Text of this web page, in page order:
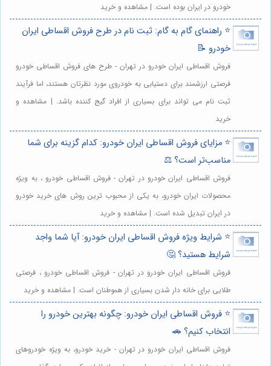
خودرو در ایران بوده است. | مشاهده و خرید
⭐️ راهنمای گام به گام: ثبت نام در طرح فروش اقساطی ایران
خودرو 📝
فروش اقساطی ایران خودرو در تهران - طرح های فروش اقساطی خودرو
فرصتی ارزشمند برای دستیابی به خودروی مورد نظرتان هستند، اما فرآیند
ثبت نام می تواند برای بسیاری از افراد گیج کننده باشد. | مشاهده و
خرید
⭐️ مزایای فروش اقساطی ایران خودرو: کدام گزینه برای شما
مناسب‌تر است؟ ⚖️
فروش اقساطی ایران خودرو در تهران - فروش اقساطی خودرو ، به ویژه
محصولات ایران خودرو، به یکی از محبوب ترین روش های خرید خودرو
در ایران تبدیل شده است. | مشاهده و خرید
⭐️ شرایط ویژه فروش اقساطی ایران خودرو: آیا شما واجد
شرایط هستید؟ 🤔
فروش اقساطی ایران خودرو در تهران - فروش اقساطی خودرو ، فرصتی
طلایی برای خانه دار شدن بسیاری از هموطنان است. | مشاهده و خرید
⭐️ فروش اقساطی ایران خودرو: چگونه بهترین خودرو را
انتخاب کنیم؟ 🚗
فروش اقساطی ایران خودرو در تهران - خرید خودرو، به ویژه خودروهای